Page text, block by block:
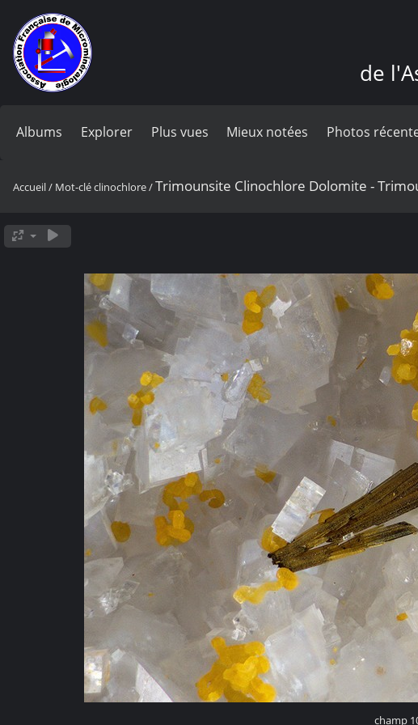
de
Albums Explorer Plus vues Mieux notées Photos
Accueil/ Mot-cléclinochlore/Trimounsite Clinochlore Dolomite -
champ